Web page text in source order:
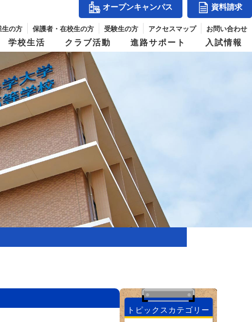
生の方 保護者・在校生の方 受験生の方 アクセスマップ お問い合わせ
オープンキャンパス 資料請求
沿革
・ポリシー 玉手山学園紹介
の結実 デジタルパンフレット
『仕掛け』
学Ⅱコース 進学コース
メッセージ
学校生活
体育祭
クラブ活動 進路サポート
績 併設校からめざせる職業と資格
入試情報
奨学金 入試結果
ンキャンパス
トピックスカテゴリー